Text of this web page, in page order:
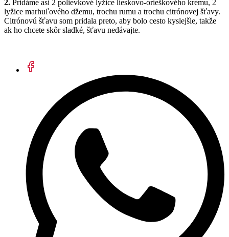
2. Pridáme asi 2 polievkové lyžice lieskovo-orieškového krému, 2
lyžice marhuľového džemu, trochu rumu a trochu citrónovej šťavy.
Citrónovú šťavu som pridala preto, aby bolo cesto kyslejšie, takže
ak ho chcete skôr sladké, šťavu nedávajte.